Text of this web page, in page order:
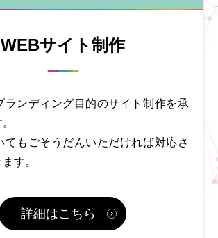
WEBサイト制作
ランディング目的のサイト制作を承
てもごそうだんいただければ対応さ
す。
詳細はこちら